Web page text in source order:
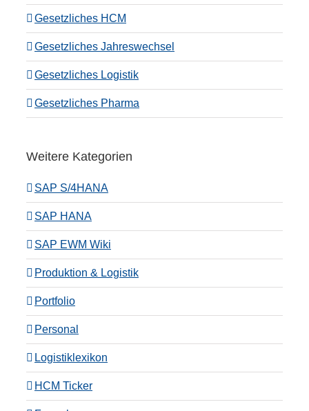
Gesetzliches HCM
Gesetzliches Jahreswechsel
Gesetzliches Logistik
Gesetzliches Pharma
Weitere Kategorien
SAP S/4HANA
SAP HANA
SAP EWM Wiki
Produktion & Logistik
Portfolio
Personal
Logistiklexikon
HCM Ticker